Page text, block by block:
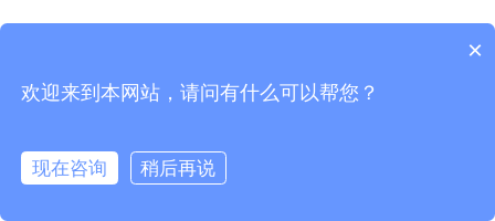
×
欢迎来到本网站，请问有什么可以帮您？
现在咨询 稍后再说